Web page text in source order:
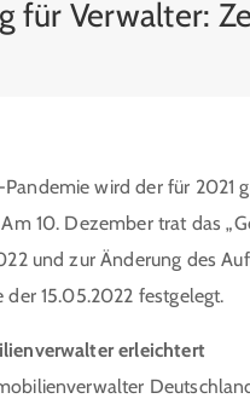
für Verwalter:
wird der für 2021
10. Dezember trat das
und zur Änderung des
der 15.05.2022 festgelegt.
erleichtert